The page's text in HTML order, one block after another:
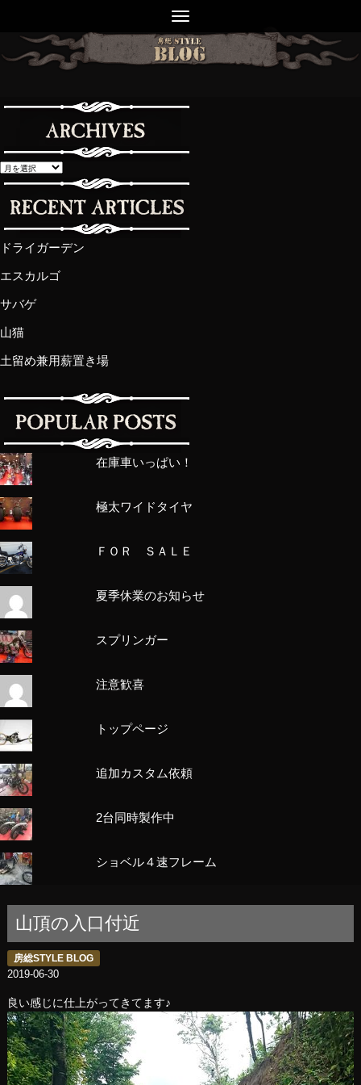
ドライガーデン
エスカルゴ
サバゲ
山猫
土留め兼用薪置き場
在庫車いっぱい！
極太ワイドタイヤ
ＦＯＲ ＳＡＬＥ
夏季休業のお知らせ
スプリンガー
注意歓喜
トップページ
追加カスタム依頼
2台同時製作中
ショベル４速フレーム
山頂の入口付近
房総STYLE BLOG
2019-06-30
良い感じに仕上がってきてます♪